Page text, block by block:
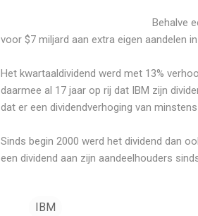
Behalve
voor $7 miljard aan extra eigen aandelen
Het kwartaaldividend werd met 13%
daarmee al 17 jaar op rij dat IBM zijn
dat er een dividendverhoging van minstens
Sinds begin 2000 werd het dividend dan
een dividend aan zijn aandeelhouders
IBM